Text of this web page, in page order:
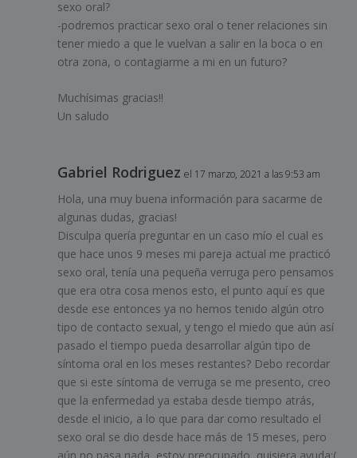
sexo oral?
-podremos practicar sexo oral o tener relaciones sin
tener miedo a que le vuelvan a salir en la boca o en
otra zona, o contagiarme a mi en un futuro?
Muchísimas gracias!!
Un saludo
Gabriel Rodriguez el 17 marzo, 2021 a las 9:53 am
Hola, una muy buena información para sacarme de
algunas dudas, gracias!
Disculpa quería preguntar en un caso mío el cual es
que hace unos 9 meses mi pareja actual me practicó
sexo oral, tenía una pequeña verruga pero pensamos
que era otra cosa menos esto, el punto aquí es que
desde ese entonces ya no hemos tenido algún otro
tipo de contacto sexual, y tengo el miedo que aún así
pasado el tiempo pueda desarrollar algún tipo de
síntoma oral en los meses restantes? Debo recordar
que si este síntoma de verruga se me presento, creo
que la enfermedad ya estaba desde tiempo atrás,
desde el inicio, a lo que para dar como resultado el
sexo oral se dio desde hace más de 15 meses, pero